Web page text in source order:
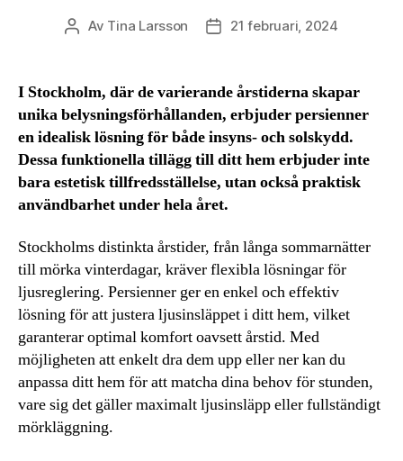
Inläggsförfattare
Av Tina Larsson Inläggsdatum
21 februari, 2024
I Stockholm, där de varierande årstiderna skapar
unika belysningsförhållanden, erbjuder persienner
en idealisk lösning för både insyns- och solskydd.
Dessa funktionella tillägg till ditt hem erbjuder inte
bara estetisk tillfredsställelse, utan också praktisk
användbarhet under hela året.
Stockholms distinkta årstider, från långa sommarnätter
till mörka vinterdagar, kräver flexibla lösningar för
ljusreglering. Persienner ger en enkel och effektiv
lösning för att justera ljusinsläppet i ditt hem, vilket
garanterar optimal komfort oavsett årstid. Med
möjligheten att enkelt dra dem upp eller ner kan du
anpassa ditt hem för att matcha dina behov för stunden,
vare sig det gäller maximalt ljusinsläpp eller fullständigt
mörkläggning.